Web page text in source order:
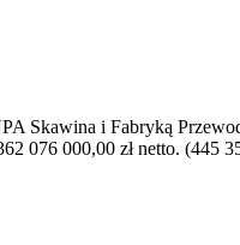
Skawina i Fabryką
076 000,00 zł netto. (445